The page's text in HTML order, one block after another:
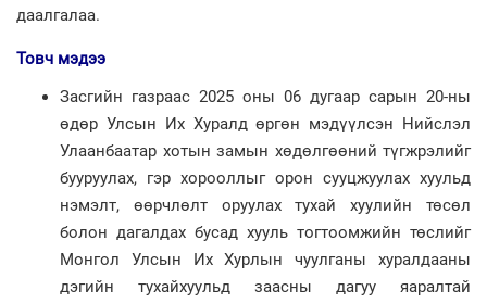
даалгалаа.
Товч мэдээ
Засгийн газраас 2025 оны 06 дугаар сарын 20-ны
өдөр Улсын Их Хуралд өргөн мэдүүлсэн Нийслэл
Улаанбаатар хотын замын хөдөлгөөний түгжрэлийг
бууруулах, гэр хорооллыг орон сууцжуулах хуульд
нэмэлт, өөрчлөлт оруулах тухай хуулийн төсөл
болон дагалдах бусад хууль тогтоомжийн төслийг
Монгол Улсын Их Хурлын чуулганы хуралдааны
дэгийн тухайхуульд заасны дагуу яаралтай